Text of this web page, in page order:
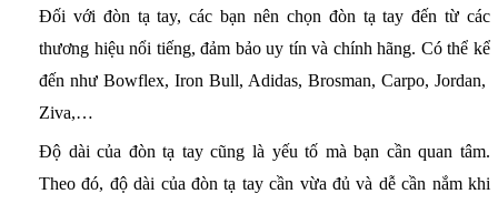
Đối với đòn tạ tay, các bạn nên chọn đòn tạ tay đến từ các
thương hiệu nổi tiếng, đảm bảo uy tín và chính hãng. Có thể kể
đến như Bowflex, Iron Bull, Adidas, Brosman, Carpo, Jordan,
Ziva,…
Độ dài của đòn tạ tay cũng là yếu tố mà bạn cần quan tâm.
Theo đó, độ dài của đòn tạ tay cần vừa đủ và dễ cần nắm khi